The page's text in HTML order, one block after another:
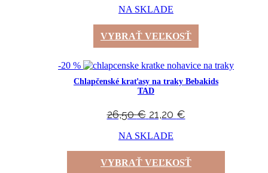
NA SKLADE
VYBRAŤ VEĽKOSŤ
-20 %
Chlapčenské kraťasy na traky Bebakids
TAD
26,50€ 21,20 €
NA SKLADE
VYBRAŤ VEĽKOSŤ